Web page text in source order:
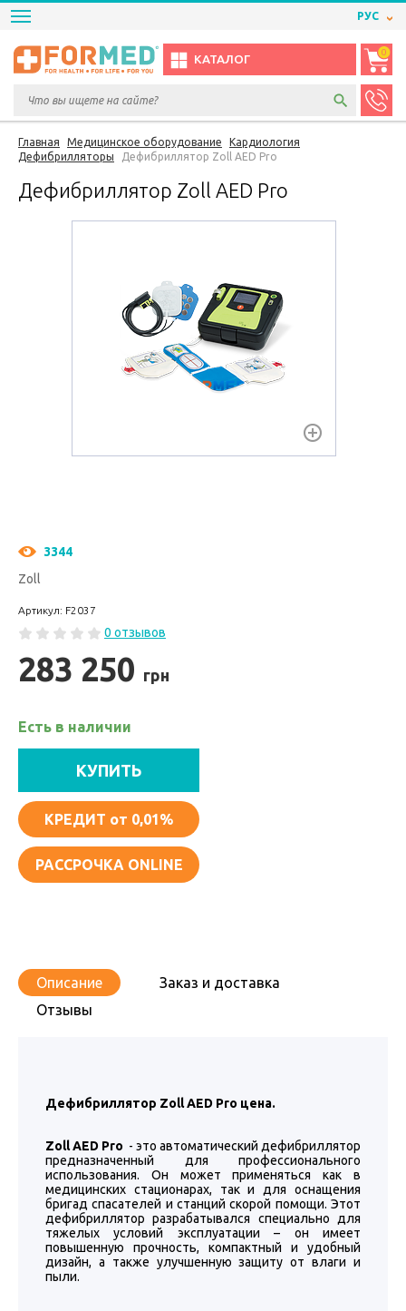
РУС
КАТАЛОГ
0
Главная Медицинское оборудование
Кардиология
Дефибрилляторы
Дефибриллятор Zoll AED Pro
Дефибриллятор Zoll AED Pro
3344
Zoll
Артикул: F2037
0 отзывов
283 250 грн
Есть в наличии
КУПИТЬ
КРЕДИТ от 0,01%
РАССРОЧКА ONLINE
Описание
Заказ и доставка
Отзывы
Дефибриллятор Zoll AED Pro цена.
Zoll AED Pro - это автоматический дефибриллятор
предназначенный для профессионального
использования. Он может применяться как в
медицинских стационарах, так и для оснащения
бригад спасателей и станций скорой помощи. Этот
дефибриллятор разрабатывался специально для
тяжелых условий эксплуатации – он имеет
повышенную прочность, компактный и удобный
дизайн, а также улучшенную защиту от влаги и
пыли.